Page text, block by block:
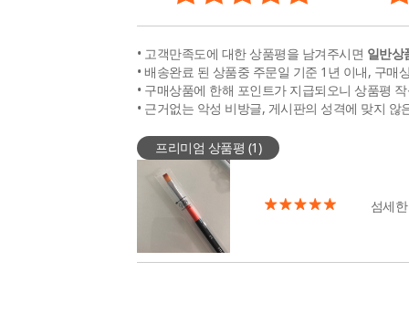
• 고객만족도에 대한 상품평을 남겨주시면 일반상
• 배송완료 된 상품중 주문일 기준 1년 이내, 구매
• 구매상품에 한해 포인트가 지급되오니 상품평
• 근거없는 악성 비방글, 게시판의 성격에 맞지
프리미엄 상품평 (1)
섬세